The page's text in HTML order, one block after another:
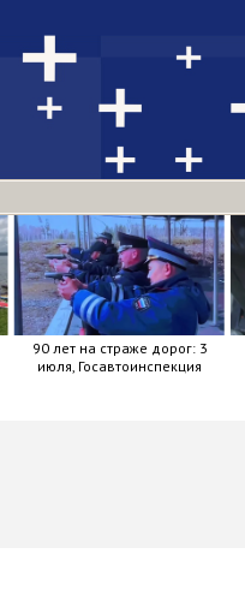
90 лет на страже дорог: 3
июля, Госавтоинспекция